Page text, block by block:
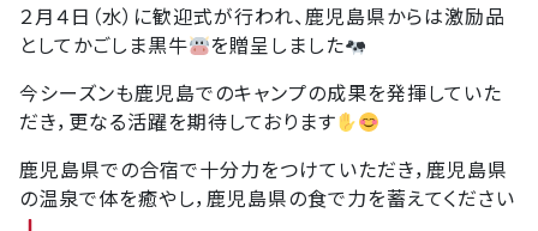
２月４日（水）に歓迎式が行われ、鹿児島県からは激励品
としてかごしま黒牛
を贈呈しました
今シーズンも鹿児島でのキャンプの成果を発揮していた
だき，更なる活躍を期待しております
鹿児島県での合宿で十分力をつけていただき，鹿児島県
の温泉で体を癒やし，鹿児島県の食で力を蓄えてください